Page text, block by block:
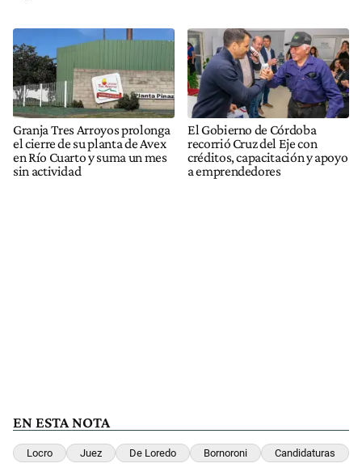
Granja Tres Arroyos prolonga
el cierre de su planta de Avex
en Río Cuarto y suma un mes
sin actividad
El Gobierno de Córdoba
recorrió Cruz del Eje con
créditos, capacitación y apoyo
a emprendedores
EN ESTA NOTA
Locro Juez De Loredo Bornoroni Candidaturas